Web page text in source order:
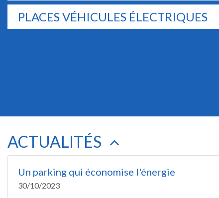
PLACES VÉHICULES ÉLECTRIQUES
ACTUALITÉS
Un parking qui économise l'énergie
30/10/2023